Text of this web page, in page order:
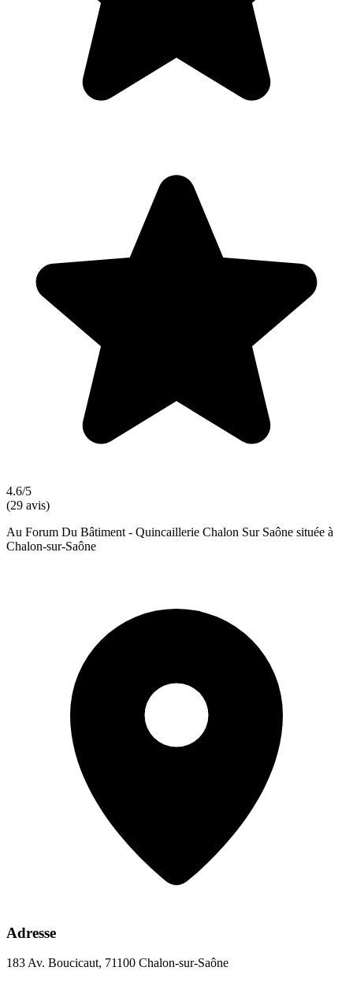
4.6/5
(29 avis)
Au Forum Du Bâtiment - Quincaillerie Chalon Sur Saône située à
Chalon-sur-Saône
Adresse
183 Av. Boucicaut, 71100 Chalon-sur-Saône